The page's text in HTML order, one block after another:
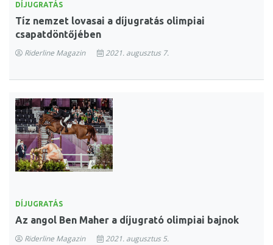
DÍJUGRATÁS
Tíz nemzet lovasai a díjugratás olimpiai
csapatdöntőjében
Riderline Magazin 2021. augusztus 7.
DÍJUGRATÁS
Az angol Ben Maher a díjugrató olimpiai bajnok
Riderline Magazin 2021. augusztus 5.